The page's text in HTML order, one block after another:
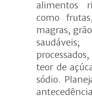
alimentos
como
magras,
teor de
sódio.